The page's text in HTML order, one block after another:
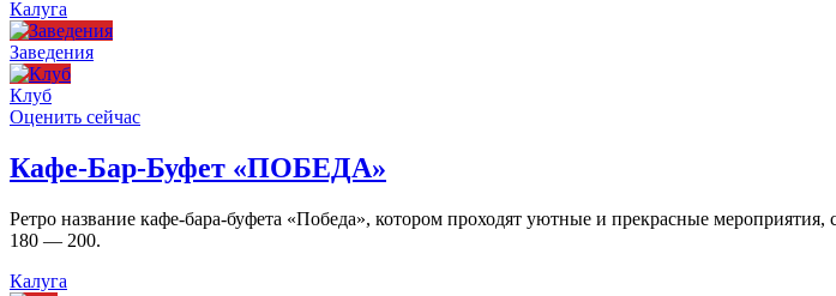
Калуга
Заведения
Клуб
Оценить сейчас
Кафе-Бар-Буфет «ПОБЕДА»
Ретро название кафе-бара-буфета «Победа», котором проходят уютные и прекрасные
180 — 200.
Калуга